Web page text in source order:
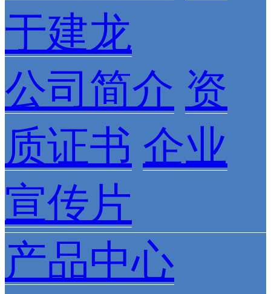
于建龙
公司简介 资
质证书 企业
宣传片
产品中心